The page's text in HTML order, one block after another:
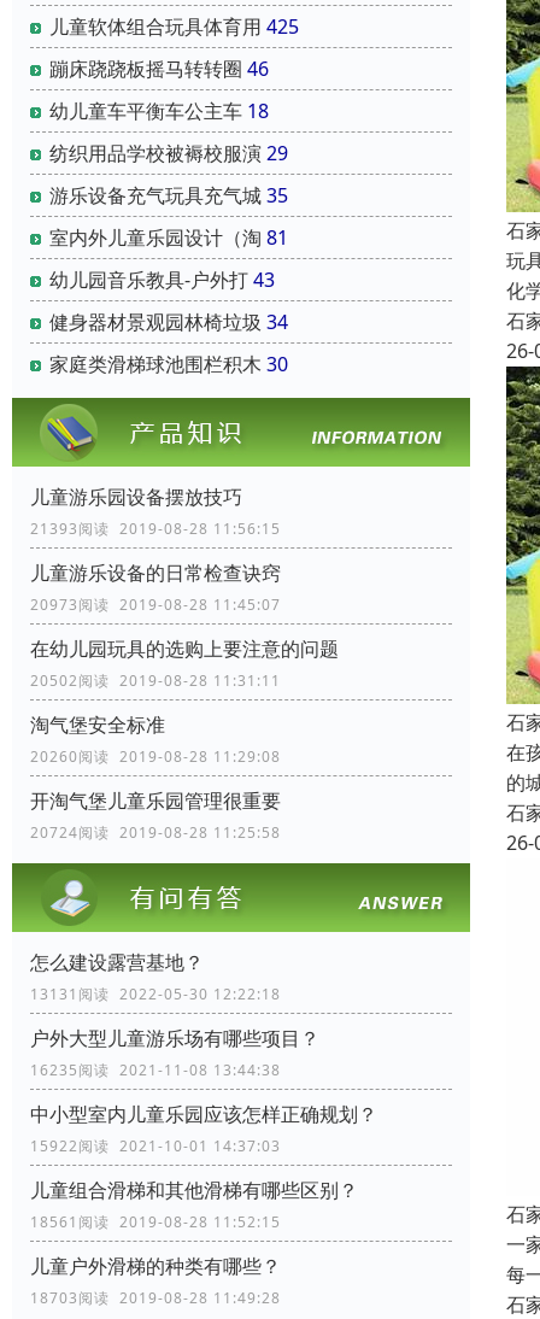
儿童软体组合玩具体育用 425
蹦床跷跷板摇马转转圈 46
幼儿童车平衡车公主车 18
纺织用品学校被褥校服演29
游乐设备充气玩具充气城35
室内外儿童乐园设计（淘 81
幼儿园音乐教具-户外打43
健身器材景观园林椅垃圾 34
家庭类滑梯球池围栏积木 30
儿童游乐园设备摆放技巧
21393阅读 2019-08-28 11:56:15
儿童游乐设备的日常检查诀窍
20973阅读 2019-08-28 11:45:07
在幼儿园玩具的选购上要注意的问题
20502阅读 2019-08-28 11:31:11
淘气堡安全标准
20260阅读 2019-08-28 11:29:08
开淘气堡儿童乐园管理很重要
20724阅读 2019-08-28 11:25:58
怎么建设露营基地？
13131阅读 2022-05-30 12:22:18
户外大型儿童游乐场有哪些项目？
16235阅读 2021-11-08 13:44:38
中小型室内儿童乐园应该怎样正确规划？
15922阅读 2021-10-01 14:37:03
儿童组合滑梯和其他滑梯有哪些区别？
18561阅读 2019-08-28 11:52:15
儿童户外滑梯的种类有哪些？
18703阅读 2019-08-28 11:49:28
石
玩
化
石
26-
石
在
的
石
26-
石
一
每
石